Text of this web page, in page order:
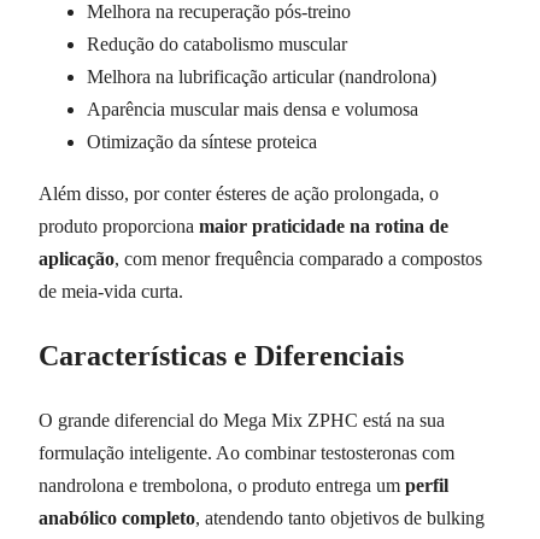
Melhora na recuperação pós-treino
Redução do catabolismo muscular
Melhora na lubrificação articular (nandrolona)
Aparência muscular mais densa e volumosa
Otimização da síntese proteica
Além disso, por conter ésteres de ação prolongada, o
produto proporciona maior praticidade na rotina de
aplicação, com menor frequência comparado a compostos
de meia-vida curta.
Características e Diferenciais
O grande diferencial do Mega Mix ZPHC está na sua
formulação inteligente. Ao combinar testosteronas com
nandrolona e trembolona, o produto entrega um perfil
anabólico completo, atendendo tanto objetivos de bulking